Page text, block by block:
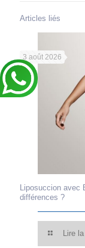
Articles liés
3 août 2026
Liposuccion avec
différences ?
Lire